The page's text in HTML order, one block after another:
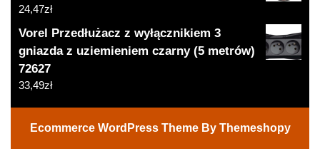
24,47zł
Vorel Przedłużacz z wyłącznikiem 3
gniazda z uziemieniem czarny (5 metrów)
72627
33,49zł
Ecommerce WordPress ThemeBy Themeshopy